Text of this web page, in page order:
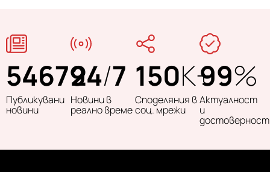
54679
Публикувани
новини
24/7
Новини в
реално време
150K+
Споделяния в
соц. мрежи
99%
Актуалност
и
достоверност